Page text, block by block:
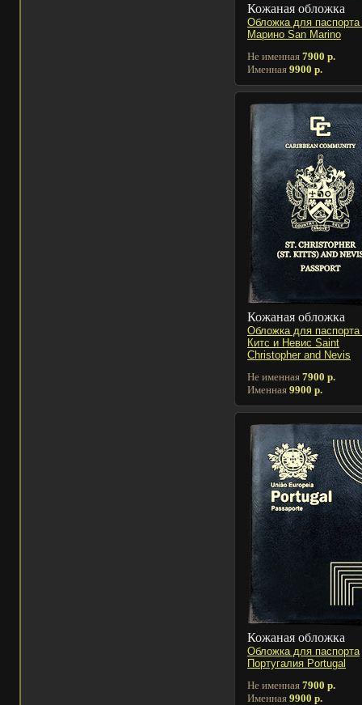
Кожаная обложка
Обложка для
Марино San Marino
Не именная 7900 р.
Именная 9900 р.
Кожаная обложка
Обложка для паспорта
Китс и Невис Saint
Christopher and Nevis
Не именная 7900 р.
Именная 9900 р.
Кожаная обложка
Обложка для паспорта
Португалия Portugal
Не именная 7900 р.
Именная 9900 р.